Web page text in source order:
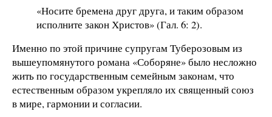
«Носите бремена друг друга, и таким образом
исполните закон Христов» (Гал. 6: 2).
Именно по этой причине супругам Туберозовым из
вышеупомянутого романа «Соборяне» было несложно
жить по государственным семейным законам, что
естественным образом укрепляло их священный союз
в мире, гармонии и согласии.